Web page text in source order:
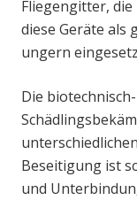
Fliegengitter, die
diese Geräte als
ungern
Die
Beseitigung ist
und